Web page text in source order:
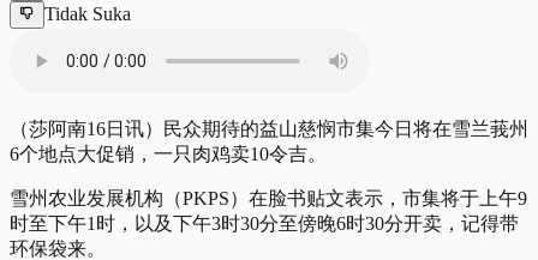
Tidak Suka
（莎阿南16日讯）民众期待的益山慈悯市集今日将在雪兰莪州
6个地点大促销，一只肉鸡卖10令吉。
雪州农业发展机构（PKPS）在脸书贴文表示，市集将于上午9
时至下午1时，以及下午3时30分至傍晚6时30分开卖，记得带
环保袋来。